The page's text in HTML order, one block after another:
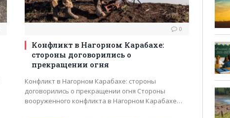
0
Конфликт в Нагорном Карабахе:
стороны договорились о
прекращении огня
Конфликт в Нагорном Карабахе: стороны
договорились о прекращении огня Стороны
вооруженного конфликта в Нагорном Карабахе…